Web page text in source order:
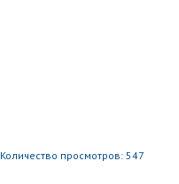
Количество просмотров: 547